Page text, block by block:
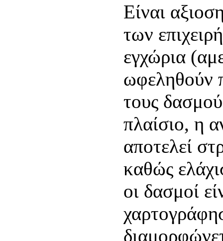
Είναι
των
εγχώρια
ωφεληθούν
τους
πλαίσιο, η
αποτελεί
καθώς
οι δασμοί